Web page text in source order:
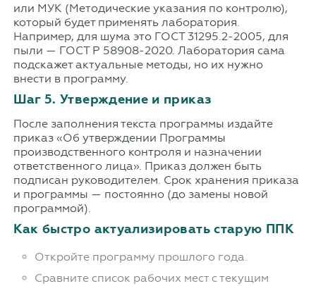
или МУК (Методические указания по контролю),
который будет применять лаборатория.
Например, для шума это ГОСТ 31295.2-2005, для
пыли — ГОСТ Р 58908-2020. Лаборатория сама
подскажет актуальные методы, но их нужно
внести в программу.
Шаг 5. Утверждение и приказ
После заполнения текста программы издайте
приказ «Об утверждении Программы
производственного контроля и назначении
ответственного лица». Приказ должен быть
подписан руководителем. Срок хранения приказа
и программы — постоянно (до замены новой
программой).
Как быстро актуализировать старую ППК
Откройте программу прошлого года.
Сравните список рабочих мест с текущим